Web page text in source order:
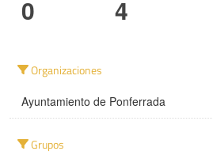
0 4
Organizaciones
Ayuntamiento de Ponferrada
Grupos